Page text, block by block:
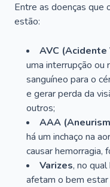
Entre as doenças que
estão:
AVC
uma interrupção ou
sanguíneo para o
e gerar perda da
outros;
AAA
há um inchaço na
causar hemorragia,
Varizes, no
afetam o bem